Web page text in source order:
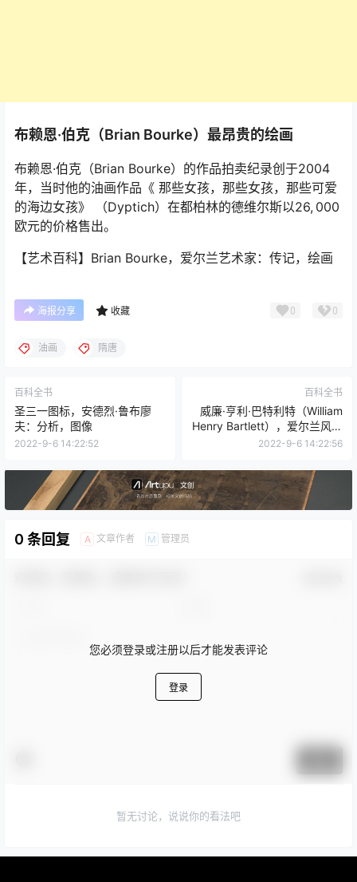
布赖恩·伯克（Brian Bourke）最昂贵的绘画
布赖恩·伯克（Brian Bourke）的作品拍卖纪录创于2004
年，当时他的油画作品《 那些女孩，那些女孩，那些可爱
的海边女孩》
（Dyptich）在都柏林的德维尔斯以26, 000
欧元的价格售出。
【艺术百科】Brian Bourke，爱尔兰艺术家：传记，绘画
海报分享 收藏 0 0
油画 隋唐
百科全书
圣三一图标，安德烈·鲁布廖
夫：分析，图像
2022-9-6 14:22:52
百科全书
威廉·亨利·巴特利特（William
Henry Bartlett），爱尔兰风景
画家，水彩画家
2022-9-6 14:22:56
0 条回复 A 文章作者 M 管理员
您必须登录或注册以后才能发表评论
登录
暂无讨论，说说你的看法吧